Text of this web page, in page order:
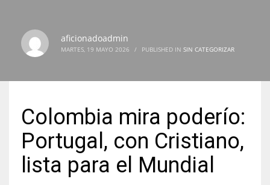
NYJ
24
aficionadoadmin
MARTES, 19 MAYO 2026 / PUBLISHED IN SIN CATEGORIZAR
Colombia mira poderío:
Portugal, con Cristiano,
lista para el Mundial